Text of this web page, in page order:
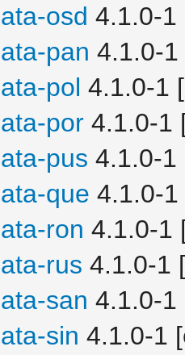
osd 4.1.0-1
pan 4.1.0-
pol 4.1.0-1
por4.1.0-1
pus 4.1.0-1
que 4.1.0-
ron 4.1.0-1
rus 4.1.0-1
san 4.1.0-1
sin 4.1.0-1